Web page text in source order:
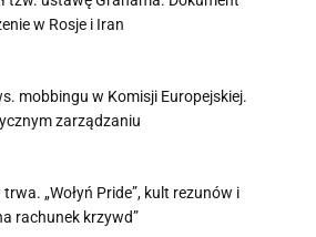
w Rosje i Iran
mobbingu w Komisji Europejskiej.
zarządzaniu
„Wołyń Pride”, kult rezunów i
rachunek krzywd”